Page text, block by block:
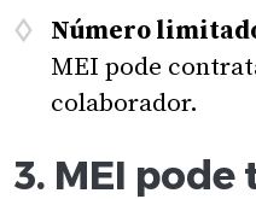
Número
MEI pode
colaborador.
3. MEI pode